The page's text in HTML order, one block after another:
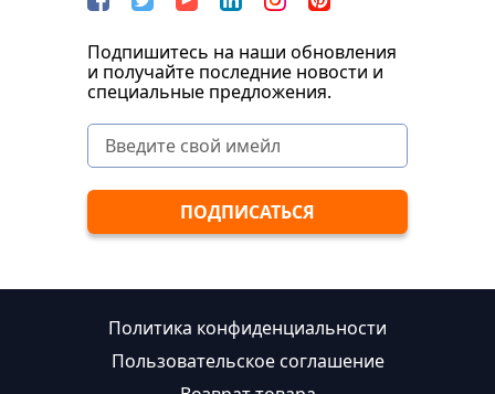
Подпишитесь на наши обновления
и получайте последние новости и
специальные предложения.
Политика конфиденциальности
Пользовательское соглашение